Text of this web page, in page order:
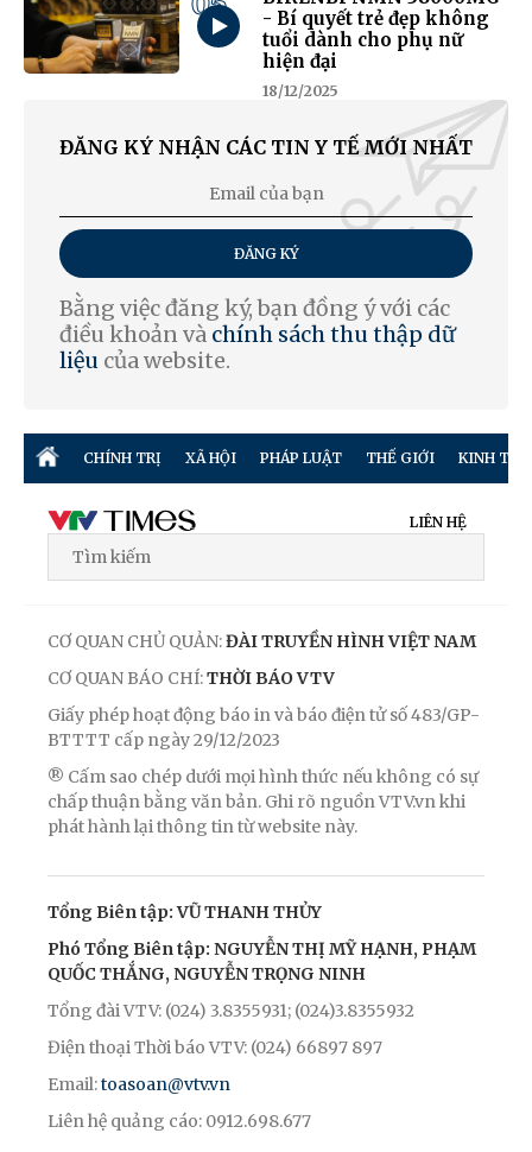
- Bí quyết trẻ đẹp không
tuổi dành cho phụ nữ
hiện đại
18/12/2025
ĐĂNG KÝ NHẬN CÁC TIN Y TẾ MỚI NHẤT
ĐĂNG KÝ
Bằng việc đăng ký, bạn đồng ý với các
điều khoản và chính sách thu thập dữ
liệu của website.
CHÍNH TRỊ XÃ HỘI PHÁP LUẬT THẾ GIỚI KINH TẾ
LIÊN HỆ
CƠ QUAN CHỦ QUẢN:ĐÀI TRUYỀN HÌNH VIỆT NAM
CƠ QUAN BÁO CHÍ:THỜI BÁO VTV
Giấy phép hoạt động báo in và báo điện tử số 483/GP-
BTTTT cấp ngày 29/12/2023
® Cấm sao chép dưới mọi hình thức nếu không có sự
chấp thuận bằng văn bản. Ghi rõ nguồn VTV.vn khi
phát hành lại thông tin từ website này.
Tổng Biên tập: VŨ THANH THỦY
Phó Tổng Biên tập: NGUYỄN THỊ MỸ HẠNH, PHẠM
QUỐC THẮNG, NGUYỄN TRỌNG NINH
Tổng đài VTV: (024) 3.8355931; (024)3.8355932
Điện thoại Thời báo VTV: (024) 66897 897
Email:toasoan@vtv.vn
Liên hệ quảng cáo: 0912.698.677